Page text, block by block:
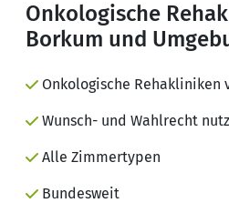
Onkologische
Borkum und
Onkologische Rehakliniken
Wunsch- und Wahlrecht
Alle Zimmertypen
Bundesweit